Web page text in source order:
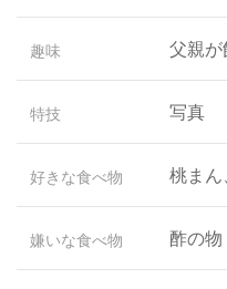
趣味 父親
特技 写真
好きな食べ物 桃まん
嫌いな食べ物 酢の物